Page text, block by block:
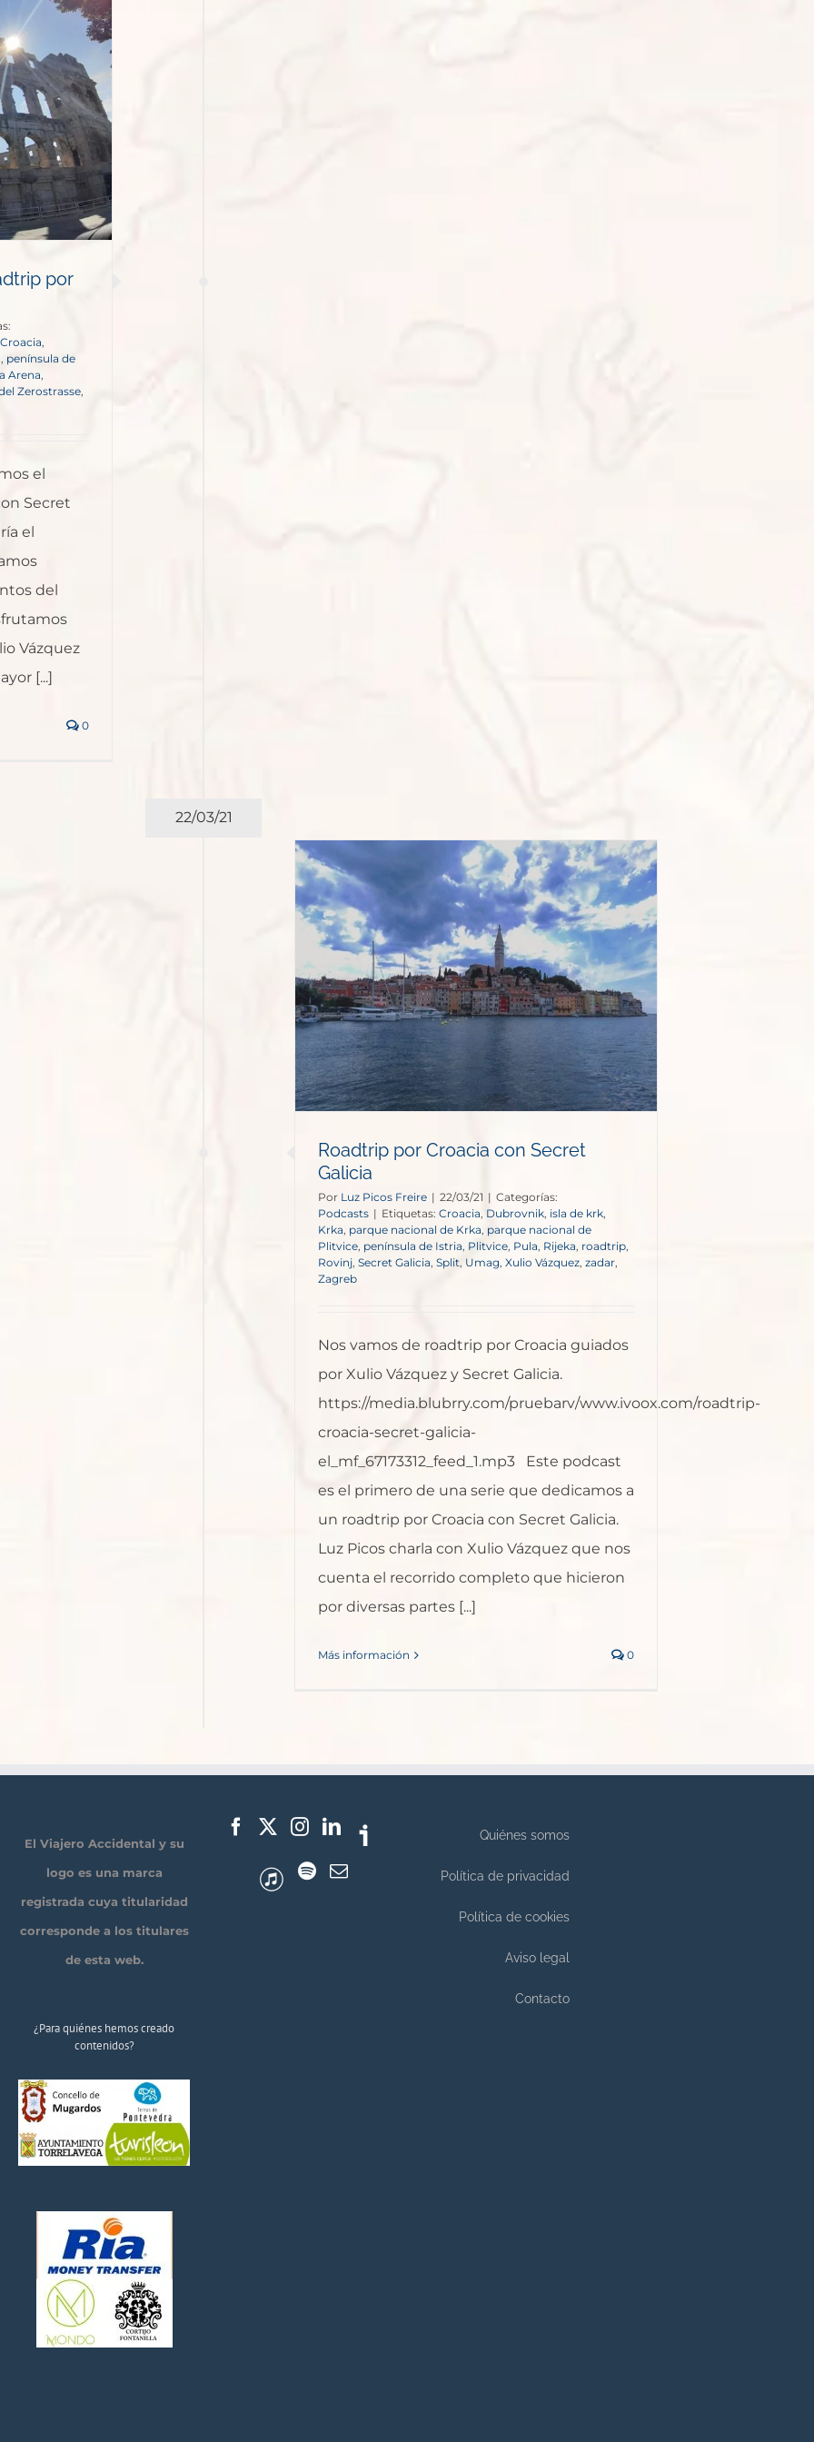
por
Croacia
, península de
Arena
Zerostrasse
el
Secret
el
del
Vázquez
[...]
0
22/03/21
Roadtrip por Croacia con Secret
Galicia
Por Luz Picos Freire | 22/03/21 | Categorías:
Podcasts | Etiquetas: Croacia, Dubrovnik, isla de krk,
Krka, parque nacional de Krka, parque nacional de
Plitvice, península de Istria, Plitvice, Pula, Rijeka, roadtrip,
Rovinj, Secret Galicia, Split, Umag, Xulio Vázquez, zadar,
Zagreb
Nos vamos de roadtrip por Croacia guiados
por Xulio Vázquez y Secret Galicia.
https://media.blubrry.com/pruebarv/www.ivoox.com/roadtrip-
croacia-secret-galicia-
el_mf_67173312_feed_1.mp3 Este podcast
es el primero de una serie que dedicamos a
un roadtrip por Croacia con Secret Galicia.
Luz Picos charla con Xulio Vázquez que nos
cuenta el recorrido completo que hicieron
por diversas partes [...]
Más información 0
El Viajero Accidental y su
logo es una marca
registrada cuya titularidad
corresponde a los titulares
de esta web.
¿Para quiénes hemos creado
contenidos?
Quiénes somos
Política de privacidad
Política de cookies
Aviso legal
Contacto